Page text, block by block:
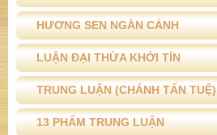
HƯƠNG SEN NGÀN CÁNH
LUẬN ĐẠI THỪA KHỞI TÍN
TRUNG LUẬN (CHÁNH TẤN TUỆ)
13 PHẨM TRUNG LUẬN